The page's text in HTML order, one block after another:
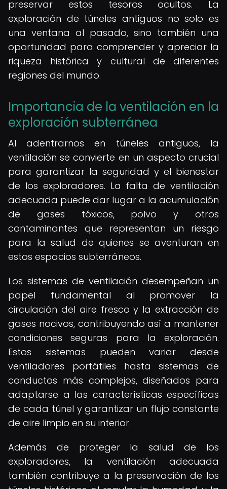
preservar estos tesoros ocultos. La
exploración de túneles antiguos no solo es
una ventana al pasado, sino también una
oportunidad para comprender y apreciar la
riqueza histórica y cultural de diferentes
regiones del mundo.
Importancia de la ventilación en la
exploración subterránea
Al adentrarnos en túneles antiguos, la
ventilación se convierte en un aspecto crucial
para garantizar la seguridad y el bienestar
de los exploradores. La falta de ventilación
adecuada puede dar lugar a la acumulación
de gases tóxicos, polvo y otros
contaminantes que representan un riesgo
para la salud de quienes se aventuran en
estos espacios subterráneos.
Los sistemas de ventilación desempeñan un
papel fundamental al promover la
circulación del aire fresco y la extracción de
gases nocivos, contribuyendo así a mantener
condiciones seguras para la exploración.
Estos sistemas pueden variar desde
ventiladores portátiles hasta sistemas de
conductos más complejos, diseñados para
adaptarse a las características específicas
de cada túnel y garantizar un flujo constante
de aire limpio en su interior.
Además de proteger la salud de los
exploradores, la ventilación adecuada
también contribuye a la preservación de los